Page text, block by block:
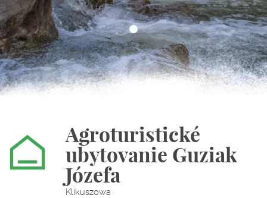
Agroturistické
ubytovanie Guziak
Józefa
Klikuszowa